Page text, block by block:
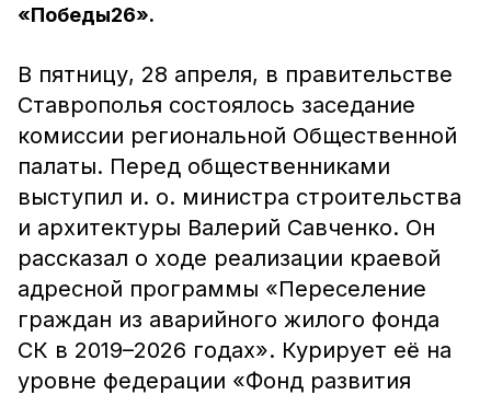
«Победы26».
В пятницу, 28 апреля, в правительстве
Ставрополья состоялось заседание
комиссии региональной Общественной
палаты. Перед общественниками
выступил и. о. министра строительства
и архитектуры Валерий Савченко. Он
рассказал о ходе реализации краевой
адресной программы «Переселение
граждан из аварийного жилого фонда
СК в 2019–2026 годах». Курирует её на
уровне федерации «Фонд развития